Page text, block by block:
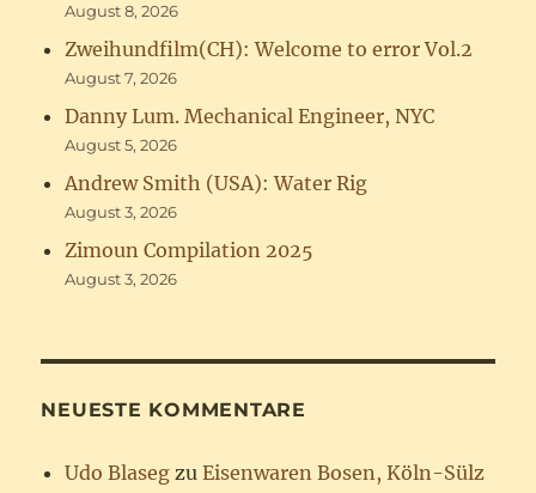
August 8, 2026
Zweihundfilm(CH): Welcome to error Vol.2
August 7, 2026
Danny Lum. Mechanical Engineer, NYC
August 5, 2026
Andrew Smith (USA): Water Rig
August 3, 2026
Zimoun Compilation 2025
August 3, 2026
NEUESTE KOMMENTARE
Udo Blaseg zuEisenwaren Bosen, Köln-Sülz